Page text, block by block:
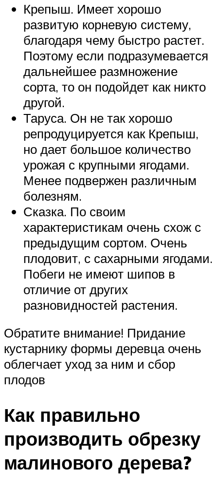
Крепыш. Имеет хорошо
развитую корневую систему,
благодаря чему быстро растет.
Поэтому если подразумевается
дальнейшее размножение
сорта, то он подойдет как никто
другой.
Таруса. Он не так хорошо
репродуцируется как Крепыш,
но дает большое количество
урожая с крупными ягодами.
Менее подвержен различным
болезням.
Сказка. По своим
характеристикам очень схож с
предыдущим сортом. Очень
плодовит, с сахарными ягодами.
Побеги не имеют шипов в
отличие от других
разновидностей растения.
Обратите внимание! Придание
кустарнику формы деревца очень
облегчает уход за ним и сбор
плодов
Как правильно
производить обрезку
малинового дерева?